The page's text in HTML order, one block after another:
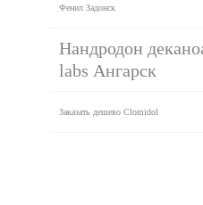
Фенил Задонск
Нандродон
labs Ангарск
Заказать дешево Clomidol